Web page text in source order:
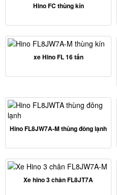
Hino FC thùng kín
xe Hino FL 16 tấn
Hino FL8JW7A-M thùng đông lạnh
Xe hino 3 chân FL8JT7A